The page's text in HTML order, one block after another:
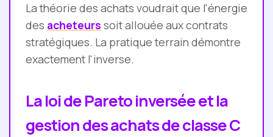
La théorie des achats voudrait que l'énergie
des acheteurs soit allouée aux contrats
stratégiques. La pratique terrain démontre
exactement l'inverse.
La loi de Pareto inversée et la
gestion des achats de classe C